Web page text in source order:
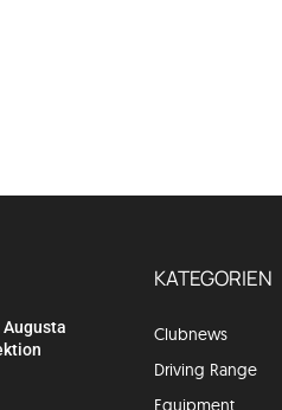
KATEGORIEN
Clubnews
Driving Range
Equipment